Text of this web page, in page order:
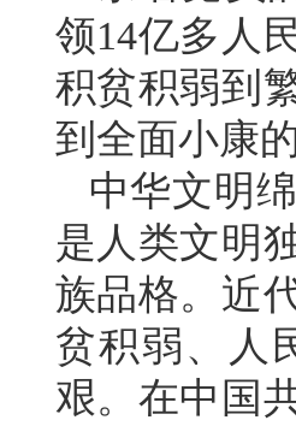
领14亿多人
积贫积弱到
到全面小康
中华文明
是人类文明
族品格。近
贫积弱、人
艰。在中国